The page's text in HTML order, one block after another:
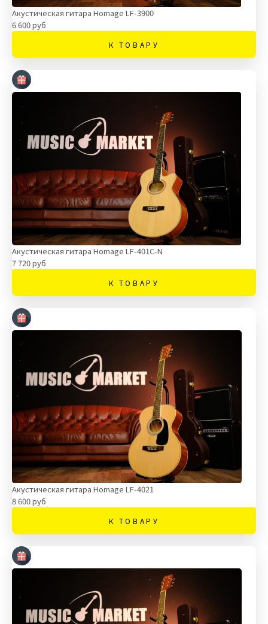
Акустическая гитара Homage LF-3900
6 600 руб
К ТОВАРУ
Акустическая гитара Homage LF-401C-N
7 720 руб
К ТОВАРУ
Акустическая гитара Homage LF-4021
8 600 руб
К ТОВАРУ